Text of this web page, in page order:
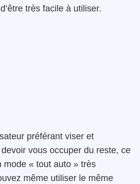
très facile à utiliser.
préférant viser et
vous occuper du reste, ce
mode « tout auto » très
même utiliser le même